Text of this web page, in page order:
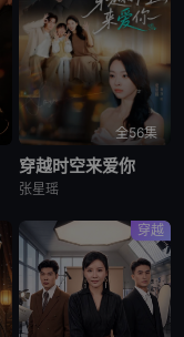
全56集
穿越时空来爱你
张星瑶
穿越